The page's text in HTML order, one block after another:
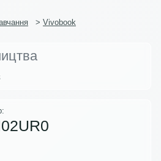
> Vivobook